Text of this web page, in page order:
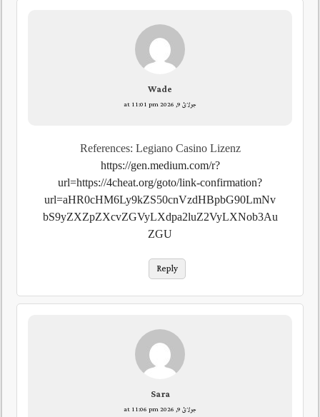
Wade
جولائ 9, 2026 at 11:01 pm
References: Legiano Casino Lizenz
https://gen.medium.com/r?
url=https://4cheat.org/goto/link-confirmation?
url=aHR0cHM6Ly9kZS50cnVzdHBpbG90LmNv
bS9yZXZpZXcvZGVyLXdpa2luZ2VyLXNob3Au
ZGU
Reply
Sara
جولائ 9, 2026 at 11:06 pm